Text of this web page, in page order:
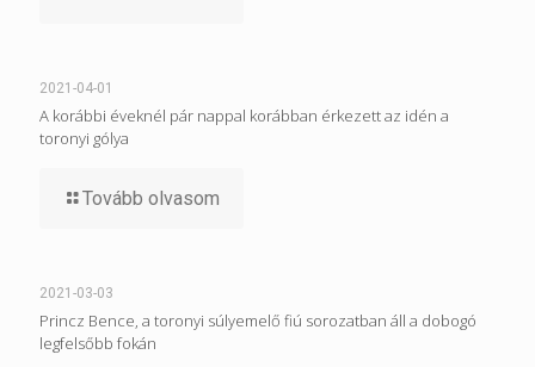
2021-04-01
A korábbi éveknél pár nappal korábban érkezett az idén a
toronyi gólya
Tovább olvasom
2021-03-03
Princz Bence, a toronyi súlyemelő fiú sorozatban áll a dobogó
legfelsőbb fokán